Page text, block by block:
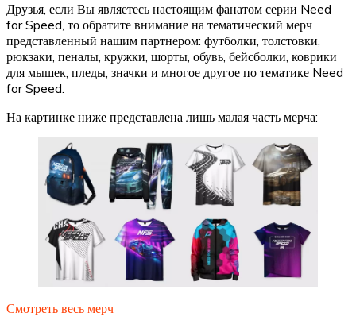
Друзья, если Вы являетесь настоящим фанатом серии Need
for Speed, то обратите внимание на тематический мерч
представленный нашим партнером: футболки, толстовки,
рюкзаки, пеналы, кружки, шорты, обувь, бейсболки, коврики
для мышек, пледы, значки и многое другое по тематике Need
for Speed.
На картинке ниже представлена лишь малая часть мерча:
Смотреть весь мерч